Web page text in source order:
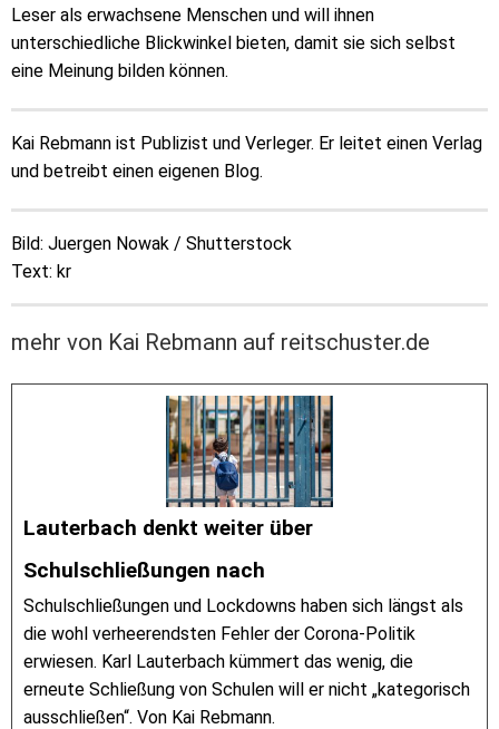
Leser als erwachsene Menschen und will ihnen
unterschiedliche Blickwinkel bieten, damit sie sich selbst
eine Meinung bilden können.
Kai Rebmann ist Publizist und Verleger. Er leitet einen Verlag
und betreibt einen eigenen Blog.
Bild: Juergen Nowak / Shutterstock
Text: kr
mehr von Kai Rebmann auf reitschuster.de
Lauterbach denkt weiter über
Schulschließungen nach
Schulschließungen und Lockdowns haben sich längst als
die wohl verheerendsten Fehler der Corona-Politik
erwiesen. Karl Lauterbach kümmert das wenig, die
erneute Schließung von Schulen will er nicht „kategorisch
ausschließen“. Von Kai Rebmann.